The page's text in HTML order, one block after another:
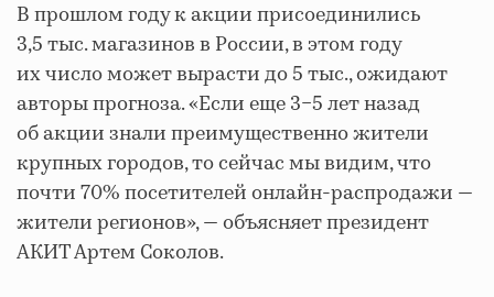
В прошлом году к акции присоединились
3,5 тыс. магазинов в России, в этом году
их число может вырасти до 5 тыс., ожидают
авторы прогноза. «Если еще 3−5 лет назад
об акции знали преимущественно жители
крупных городов, то сейчас мы видим, что
почти 70% посетителей онлайн-распродажи —
жители регионов», — объясняет президент
АКИТ Артем Соколов.